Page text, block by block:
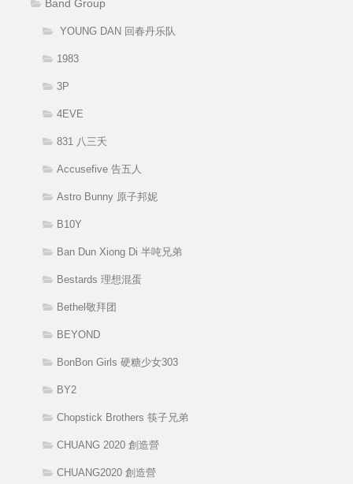
Band Group
YOUNG DAN 回春丹乐队
1983
3P
4EVE
831 八三夭
Accusefive 告五人
Astro Bunny 原子邦妮
B10Y
Ban Dun Xiong Di 半吨兄弟
Bestards 理想混蛋
Bethel敬拜团
BEYOND
BonBon Girls 硬糖少女303
BY2
Chopstick Brothers 筷子兄弟
CHUANG 2020 創造營
CHUANG2020 創造營